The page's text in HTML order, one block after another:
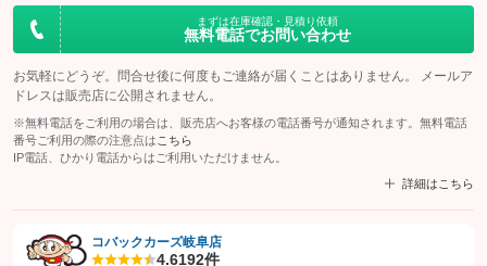
まずは在庫確認・見積り依頼
無料電話でお問い合わせ
お気軽にどうぞ。問合せ後に何度もご連絡が届くことはありません。 メールア
ドレスは販売店に公開されません。
※無料電話をご利用の場合は、販売店へお客様の電話番号が通知されます。無料電話
番号ご利用の際の注意点は こちら
IP電話、ひかり電話からはご利用いただけません。
詳細はこちら
コバックカーズ岐阜店
4.6192件